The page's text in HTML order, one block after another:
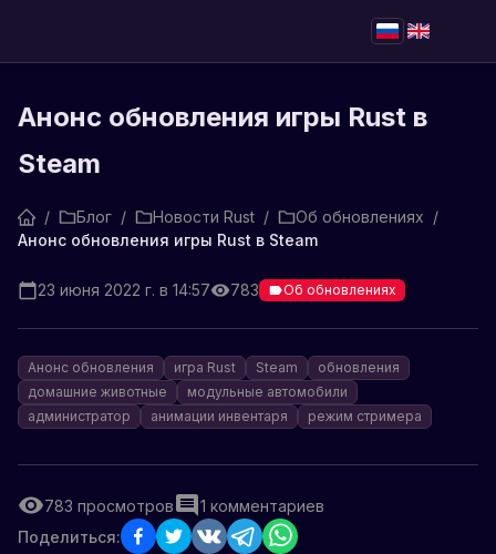
Анонс обновления игры Rust в
Steam
/ Блог / Новости Rust / Об обновлениях /
Анонс обновления игры Rust в Steam
23 июня 2022 г. в 14:57 783 Об обновлениях
Анонс обновления игра Rust Steam
обновления
домашние животные
модульные автомобили
администратор
анимации инвентаря режим стримера
783 просмотров 1 комментариев
Поделиться: